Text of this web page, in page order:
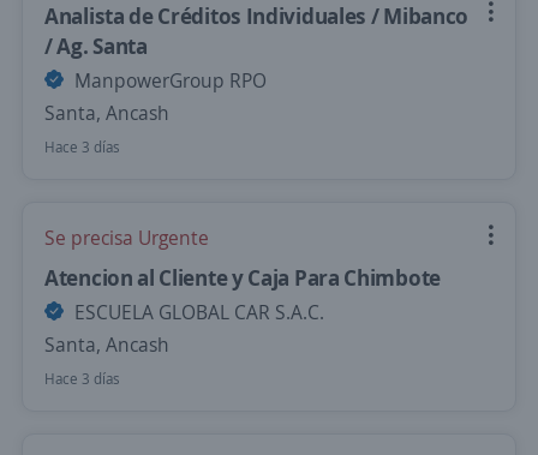
Analista de Créditos Individuales / Mibanco
/ Ag. Santa
ManpowerGroup RPO
Santa, Ancash
Hace 3 días
Se precisa Urgente
Atencion al Cliente y Caja Para Chimbote
ESCUELA GLOBAL CAR S.A.C.
Santa, Ancash
Hace 3 días